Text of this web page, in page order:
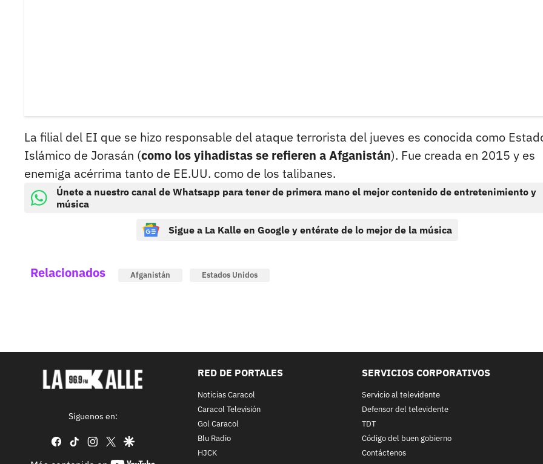
La filial del EI que se hizo responsable del ataque terrorista del jueves es conocida como
Islámico de Jorasán (como los yihadistas se refieren a Afganistán). Fue creada en 2015 y es
enemiga acérrima tanto de EE.UU. como de los talibanes.
Únete a nuestro canal de Whatsapp para tener de primera mano el mejor contenido de entretenimiento y
música
Sigue a La Kalle en Google y entérate de lo mejor de la música
Relacionados Afganistán Estados Unidos
Síguenos en:
facebook
tiktok instagram
twittergoogle
RED DE PORTALES
Noticias Caracol
Caracol Televisión
Gol Caracol
Blu Radio
HJCK
SERVICIOS CORPORATIVOS
Servicio al televidente
Defensor del televidente
TDT
Código del buen gobierno
Contáctenos